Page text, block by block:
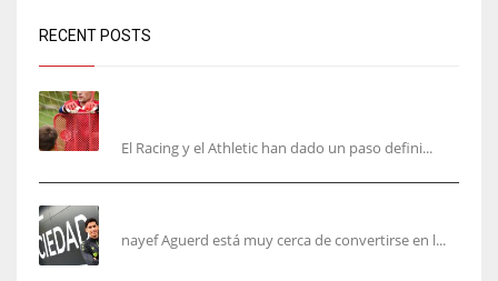
RECENT POSTS
El Racing y el Athletic han dado un paso defini...
nayef Aguerd está muy cerca de convertirse en l...